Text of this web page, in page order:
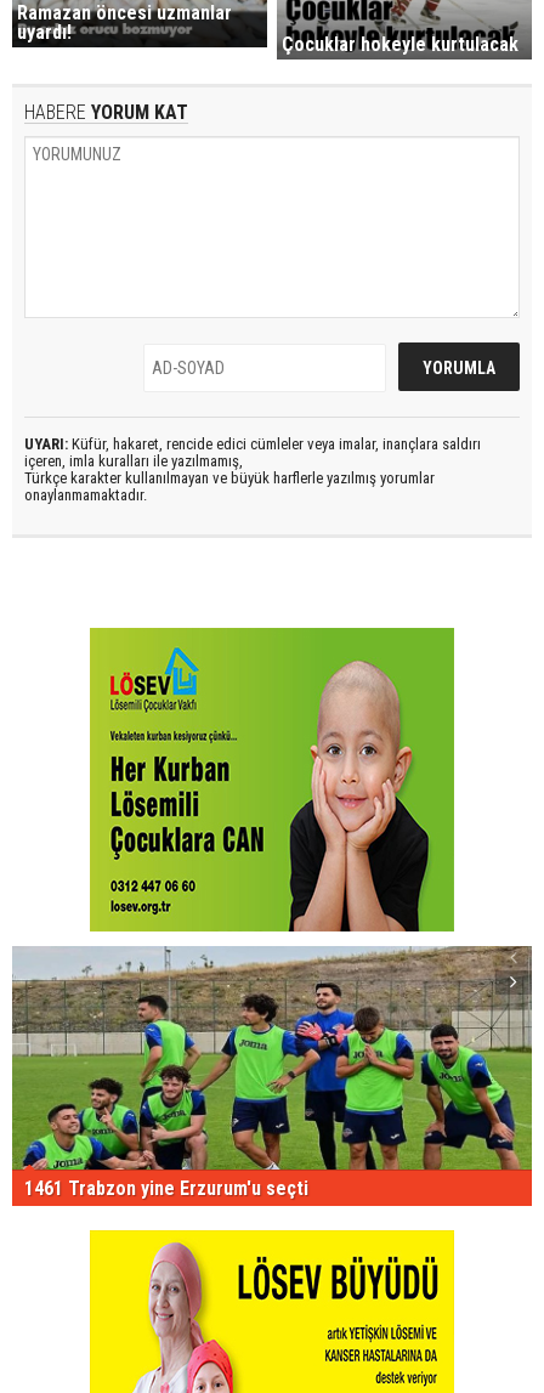
Ramazan öncesi uzmanlar
uyardı!
Çocuklar hokeyle kurtulacak
HABERE YORUM KAT
UYARI: Küfür, hakaret, rencide edici cümleler veya imalar, inançlara saldırı
içeren, imla kuralları ile yazılmamış,
Türkçe karakter kullanılmayan ve büyük harflerle yazılmış yorumlar
onaylanmamaktadır.
1461 Trabzon yine Erzurum'u seçti